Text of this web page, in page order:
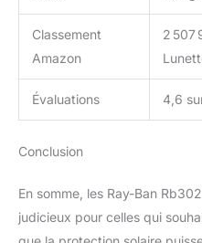
Classement
Amazon
2 507
Évaluations 4,6
Conclusion
En somme, les Ray-Ban
judicieux pour celles qui